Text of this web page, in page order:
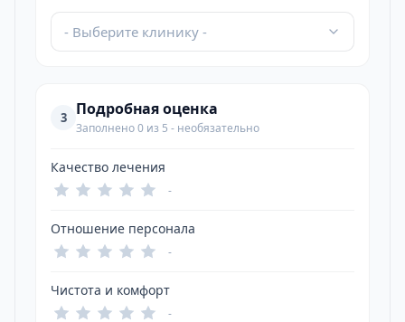
- Выберите клинику -
3 Подробная оценка
Заполнено 0 из 5 - необязательно
Качество лечения
-
Отношение персонала
-
Чистота и комфорт
-